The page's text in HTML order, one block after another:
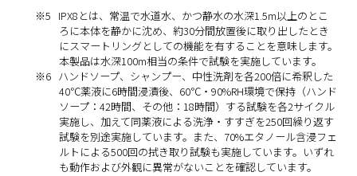
※5 IPX8とは、常温で水道水、かつ静水の水深1.5m以上のとこ
ろに本体を静かに沈め、約30分間放置後に取り出したとき
にスマートリングとしての機能を有することを意味します。
本製品は水深100m相当の条件で試験を実施しています。
※6 ハンドソープ、シャンプー、中性洗剤を各200倍に希釈した
40℃薬液に6時間浸漬後、60℃・90%RH環境で保持（ハンド
ソープ：42時間、その他：18時間）する試験を各2サイクル
実施し、加えて同薬液による洗浄・すすぎを250回繰り返す
試験を別途実施しています。また、70%エタノール含浸フェ
ルトによる500回の拭き取り試験も実施しています。いずれ
も動作および外観に異常がないことを確認しています。